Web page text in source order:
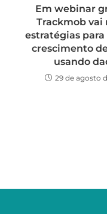
Em webinar
Trackmob vai
estratégias para
crescimento
usando
29 de agosto